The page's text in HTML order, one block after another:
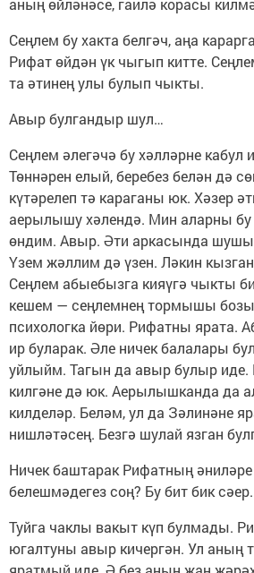
Сеңлем бу хакта белгәч, аңа
Рифат өйдән үк чыгып китте.
та әтинең улы булып чыкты.
Авыр булгандыр шул…
Сеңлем әлегәчә бу хәлләрне кабул
Төннәрен елый, беребез белән дә
күтәрелеп тә караганы юк. Хәзер
аерылышу хәлендә. Мин аларны
өндим. Авыр. Әти аркасында шушы
Үзем жәллим дә үзен. Ләкин
Сеңлем абыебызга кияүгә чыкты
кешем — сеңлемнең тормышы
психологка йөри. Рифатны ярата.
ир буларак. Әле ничек балалары
уйлыйм. Тагын да авыр булыр иде.
килгәне дә юк. Аерылышканда да
килделәр. Беләм, ул да Зәлинәне
нишләтәсең. Безгә шулай язган
Ничек баштарак Рифатның
белешмәдегез соң? Бу бит бик сәер.
Туйга чаклы вакыт күп булмады.
югалтуны авыр кичергән. Ул аның